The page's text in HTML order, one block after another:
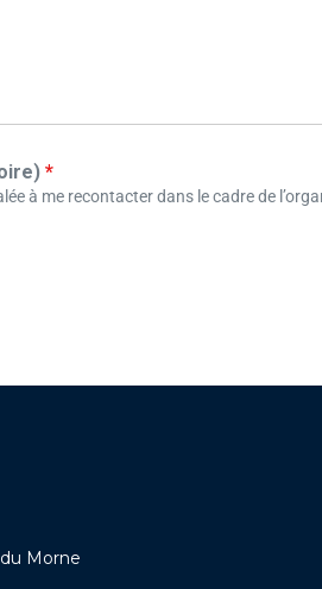
*
à me recontacter dans le cadre de
Morne